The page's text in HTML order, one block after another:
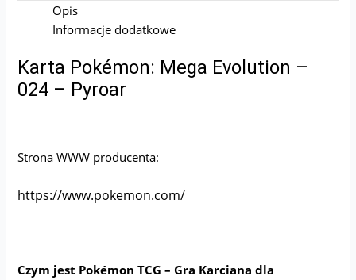
Opis
Informacje dodatkowe
Karta Pokémon: Mega Evolution –
024 – Pyroar
Strona WWW producenta:
https://www.pokemon.com/
Czym jest Pokémon TCG – Gra Karciana dla